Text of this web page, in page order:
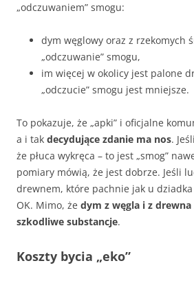
„odczuwaniem” smogu:
dym węglowy oraz z rzekomych
„odczuwanie” smogu,
im więcej w okolicy jest palone
„odczucie” smogu jest mniejsze.
To pokazuje, że „apki” i oficjalne
a i tak decydujące zdanie ma nos.
że płuca wykręca – to jest „smog”
pomiary mówią, że jest dobrze. Jeśli
drewnem, które pachnie jak u
OK. Mimo, że dym z węgla i z
szkodliwe substancje.
Koszty bycia „eko”